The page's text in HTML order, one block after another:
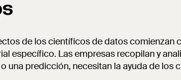
de los científicos de datos comienzan
específico. Las empresas recopilan y
una predicción, necesitan la ayuda de los